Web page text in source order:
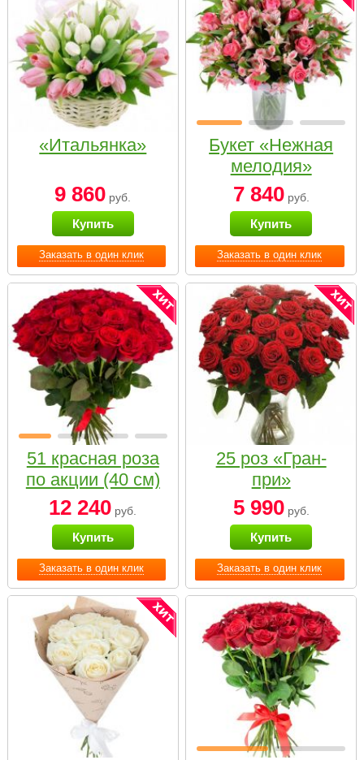
Заказать в один клик
«Итальянка»
9 860 руб.
Купить
Заказать в один клик
Букет «Нежная
мелодия»
7 840руб.
Купить
Заказать в один клик
51 красная роза
по акции (40 см)
12 240 руб.
Купить
Заказать в один клик
25 роз «Гран-
при»
5 990руб.
Купить